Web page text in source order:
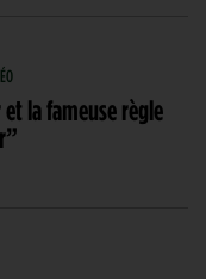
la fameuse règle